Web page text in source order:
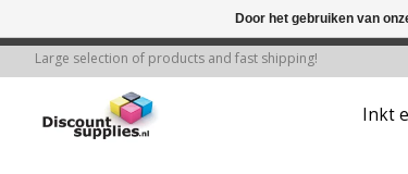
Large selection of products and fast shipping!
Inkt
Door het gebruiken van
← Keer terug naar de